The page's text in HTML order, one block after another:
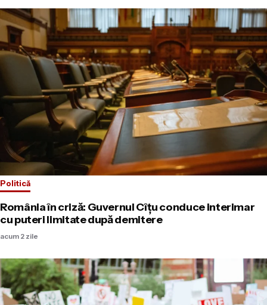
Politică
România în criză: Guvernul Cîțu conduce interimar
cu puteri limitate după demitere
acum 2 zile